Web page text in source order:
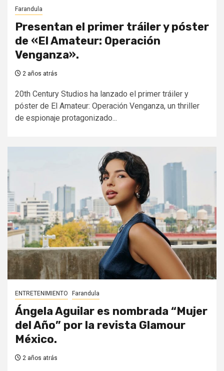
Farandula
Presentan el primer tráiler y póster
de «El Amateur: Operación
Venganza».
2 años atrás
20th Century Studios ha lanzado el primer tráiler y
póster de El Amateur: Operación Venganza, un thriller
de espionaje protagonizado...
ENTRETENIMIENTO Farandula
Ángela Aguilar es nombrada “Mujer
del Año” por la revista Glamour
México.
2 años atrás